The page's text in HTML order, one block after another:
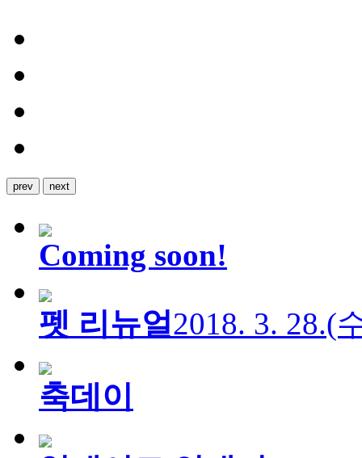
prev next
Coming soon!
펫 리뉴얼2018. 3. 28.(
축데이